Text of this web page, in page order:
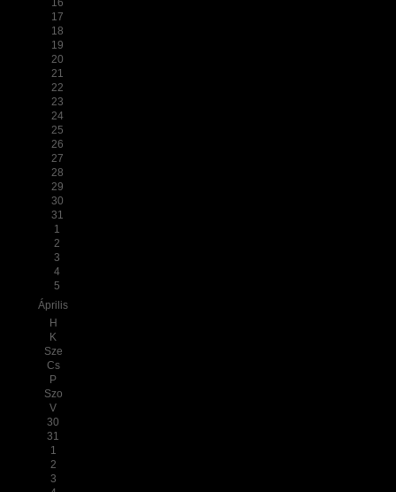
16
17
18
19
20
21
22
23
24
25
26
27
28
29
30
31
1
2
3
4
5
Április
H
K
Sze
Cs
P
Szo
V
30
31
1
2
3